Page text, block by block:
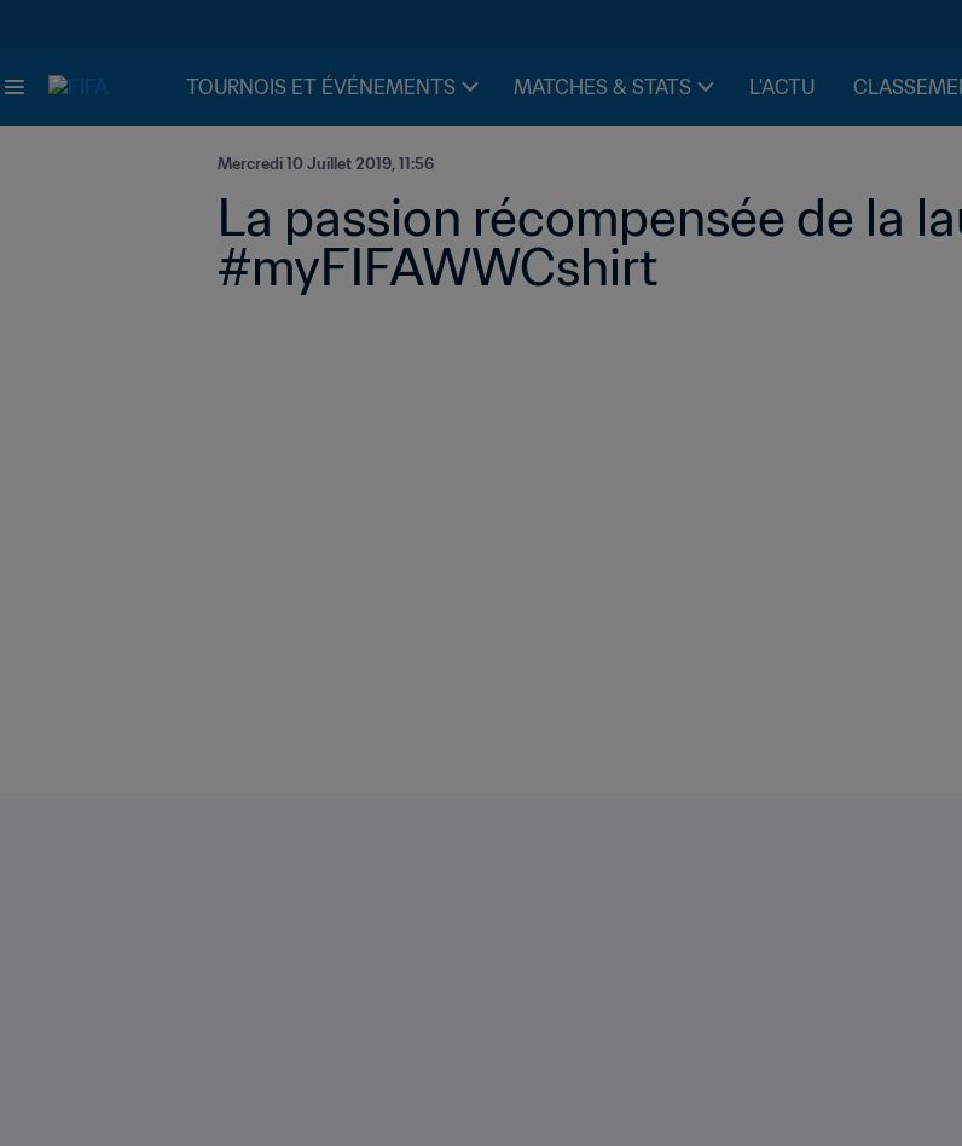
TOURNOIS ET ÉVÉNEMENTS MATCHES & STATS L'ACTU
Mercredi 10 Juillet 2019, 11:56
La passion récompensée de la
#myFIFAWWCshirt